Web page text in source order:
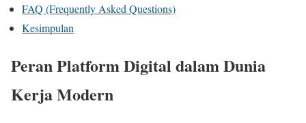
FAQ (Frequently Asked Questions)
Kesimpulan
Peran Platform Digital dalam Dunia
Kerja Modern